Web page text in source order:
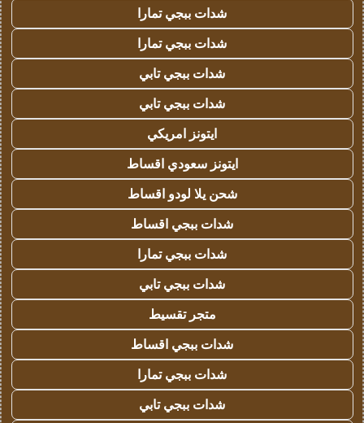
شدات ببجي تمارا
شدات ببجي تمارا
شدات ببجي تابي
شدات ببجي تابي
ايتونز امريكي
ايتونز سعودي اقساط
شحن يلا لودو اقساط
شدات ببجي اقساط
شدات ببجي تمارا
شدات ببجي تابي
متجر تقسيط
شدات ببجي اقساط
شدات ببجي تمارا
شدات ببجي تابي